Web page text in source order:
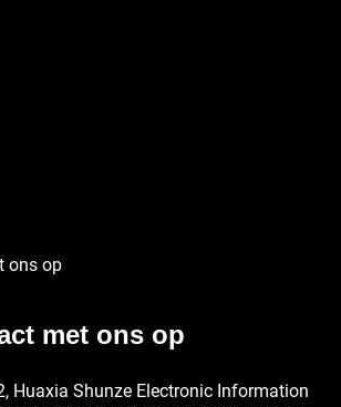
ons op
met ons op
Huaxia Shunze Electronic Information